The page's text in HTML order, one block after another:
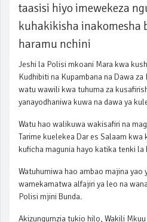
taasisi hiyo imewekeza
kuhakikisha inakomesha
haramu nchini
Jeshi la Polisi mkoani Mara kwa
Kudhibiti na Kupambana na Dawa
watu wawili kwa tuhuma za
yanayodhaniwa kuwa na dawa ya
Watu hao walikuwa wakisafiri na
Tarime kuelekea Dar es Salaam kwa
kuficha magunia hayo katika tenki la
Watuhumiwa hao ambao majina yao
wamekamatwa alfajiri ya leo na
Polisi mjini Bunda.
Akizungumzia tukio hilo, Wakili